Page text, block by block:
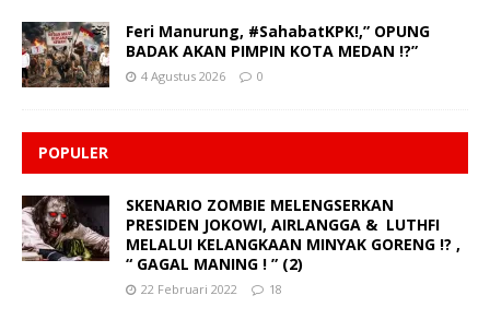
Feri Manurung, #SahabatKPK!,” OPUNG
BADAK AKAN PIMPIN KOTA MEDAN !?”
4 Agustus 2026 0
POPULER
SKENARIO ZOMBIE MELENGSERKAN
PRESIDEN JOKOWI, AIRLANGGA & LUTHFI
MELALUI KELANGKAAN MINYAK GORENG !? ,
“ GAGAL MANING ! ” (2)
22 Februari 2022 18